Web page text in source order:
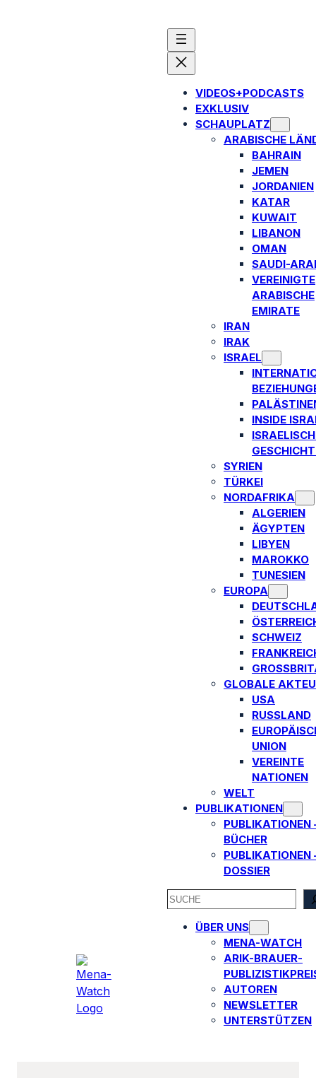
VIDEOS+PODCASTS
EXKLUSIV
SCHAUPLATZ
ARABISCHE
BAHRAIN
JEMEN
JORDANIEN
KATAR
KUWAIT
LIBANON
OMAN
SAUDI-
VEREINIGTE
ARABISCHE
EMIRATE
IRAN
IRAK
ISRAEL
INSIDE
SYRIEN
TÜRKEI
NORDAFRIKA
ALGERIEN
ÄGYPTEN
LIBYEN
MAROKKO
TUNESIEN
EUROPA
SCHWEIZ
GLOBALE
USA
RUSSLAND
UNION
VEREINTE
NATIONEN
WELT
PUBLIKATIONEN
PUBLIKATIONEN
BÜCHER
PUBLIKATIONEN
DOSSIER
SEARCH
ÜBER UNS
MENA-WATCH
ARIK-BRAUER-
AUTOREN​
NEWSLETTER
UNTERSTÜTZEN